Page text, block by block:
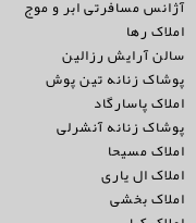
آژانس مسافرتی ابر و موج
املاک رها
سالن آرایش رزالین
پوشاک زنانه تین پوش
املاک پاسارگاد
پوشاک زنانه آنشرلی
املاک مسیحا
املاک ال یاری
املاک بخشی